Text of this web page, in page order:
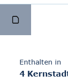
Enthalten in
4